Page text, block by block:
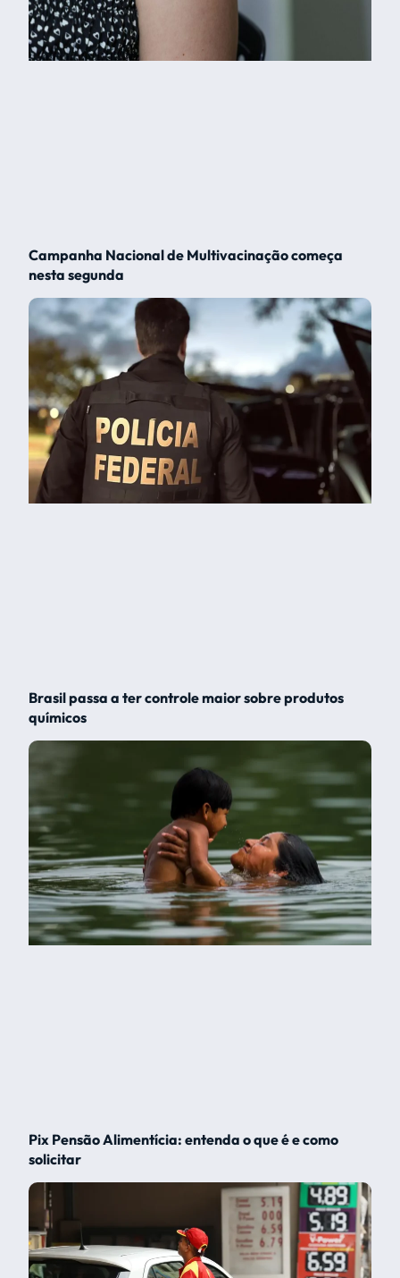
Campanha Nacional de Multivacinação começa
nesta segunda
Brasil passa a ter controle maior sobre produtos
químicos
Pix Pensão Alimentícia: entenda o que é e como
solicitar